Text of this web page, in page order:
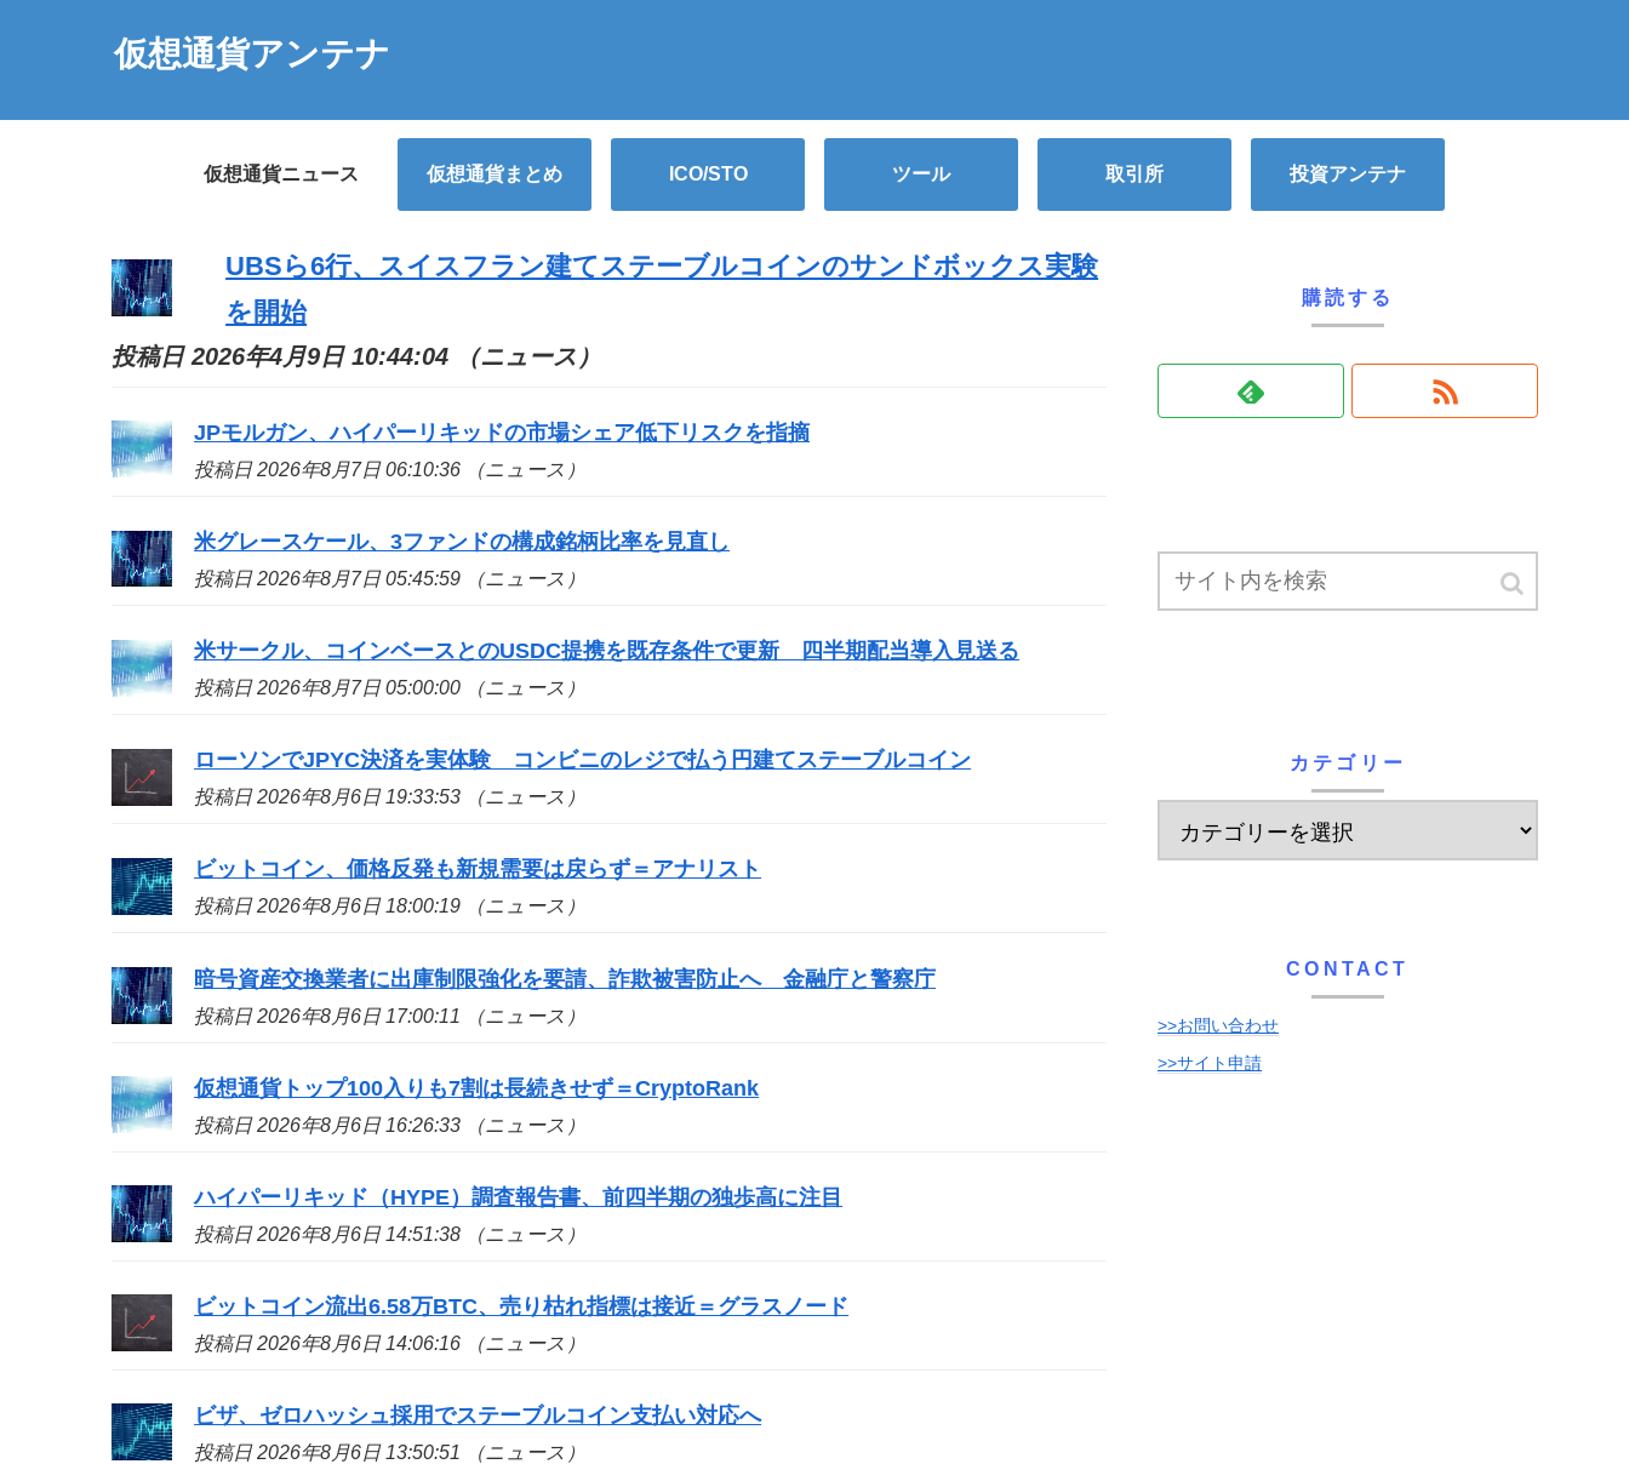
仮想通貨アンテナ
仮想通貨ニュース 仮想通貨まとめ ICO/STO ツール 取引所 投資アンテナ
UBSら6行、スイスフラン建てステーブルコインのサンドボックス実験
を開始
投稿日 2026年4月9日 10:44:04 （ニュース）
JPモルガン、ハイパーリキッドの市場シェア低下リスクを指摘
投稿日 2026年8月7日 06:10:36 （ニュース）
米グレースケール、3ファンドの構成銘柄比率を見直し
投稿日 2026年8月7日 05:45:59 （ニュース）
米サークル、コインベースとのUSDC提携を既存条件で更新 四半期配当導入見送る
投稿日 2026年8月7日 05:00:00 （ニュース）
ローソンでJPYC決済を実体験 コンビニのレジで払う円建てステーブルコイン
投稿日 2026年8月6日 19:33:53 （ニュース）
ビットコイン、価格反発も新規需要は戻らず＝アナリスト
投稿日 2026年8月6日 18:00:19 （ニュース）
暗号資産交換業者に出庫制限強化を要請、詐欺被害防止へ 金融庁と警察庁
投稿日 2026年8月6日 17:00:11 （ニュース）
仮想通貨トップ100入りも7割は長続きせず＝CryptoRank
投稿日 2026年8月6日 16:26:33 （ニュース）
ハイパーリキッド（HYPE）調査報告書、前四半期の独歩高に注目
投稿日 2026年8月6日 14:51:38 （ニュース）
ビットコイン流出6.58万BTC、売り枯れ指標は接近＝グラスノード
投稿日 2026年8月6日 14:06:16 （ニュース）
ビザ、ゼロハッシュ採用でステーブルコイン支払い対応へ
投稿日 2026年8月6日 13:50:51 （ニュース）
購読する
カテゴリー
CONTACT
>>お問い合わせ
>>サイト申請